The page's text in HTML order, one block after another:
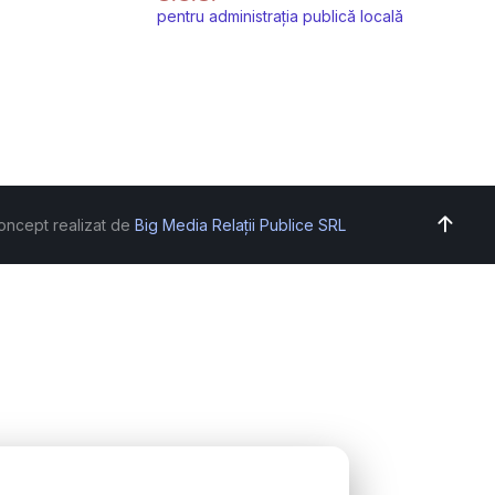
pentru administrația publică locală
realizat de Big Media Relații Publice SRL